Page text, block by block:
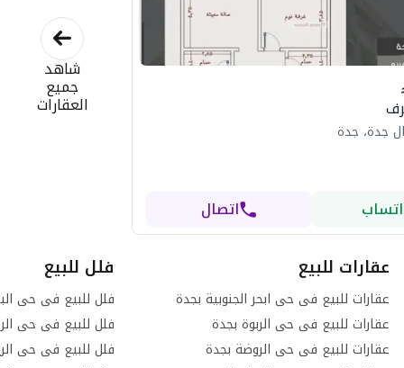
جدة، جدة
اتصال
شاهد
جميع
العقارات
عقارات للبيع
عقارات للبيع فى حى ابحر الجنوبية بجدة
عقارات للبيع فى حى الربوة بجدة
عقارات للبيع فى حى الروضة بجدة
فلل للبيع
فلل للبيع فى حى
فلل للبيع فى حى
فلل للبيع فى حى